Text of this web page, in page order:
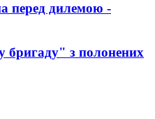
перед дилемою -
бригаду" з полонених